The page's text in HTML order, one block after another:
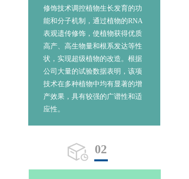
修饰技术调控植物生长发育的功
能和分子机制，通过植物的RNA
表观遗传修饰，使植物获得优质
高产、高生物量和根系发达等性
状，实现超级植物的改造。根据
公司大量的试验数据表明，该项
技术在多种植物中均有显著的增
产效果，具有较强的广谱性和适
应性。
02